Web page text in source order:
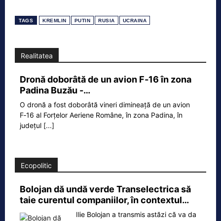
TAGS KREMLIN PUTIN RUSIA UCRAINA
Realitatea
Dronă doborâtă de un avion F‑16 în zona
Padina Buzău -…
O dronă a fost doborâtă vineri dimineață de un avion
F‑16 al Forțelor Aeriene Române, în zona Padina, în
județul [...]
Ecopolitic
Bolojan dă undă verde Transelectrica să
taie curentul companiilor, în contextul…
Ilie Bolojan a transmis astăzi că va da